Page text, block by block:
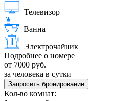
Телевизор
Ванна
Электрочайник
Подробнее о номере
от 7000 руб.
за человека в сутки
Запросить бронирование
Кол-во комнат: